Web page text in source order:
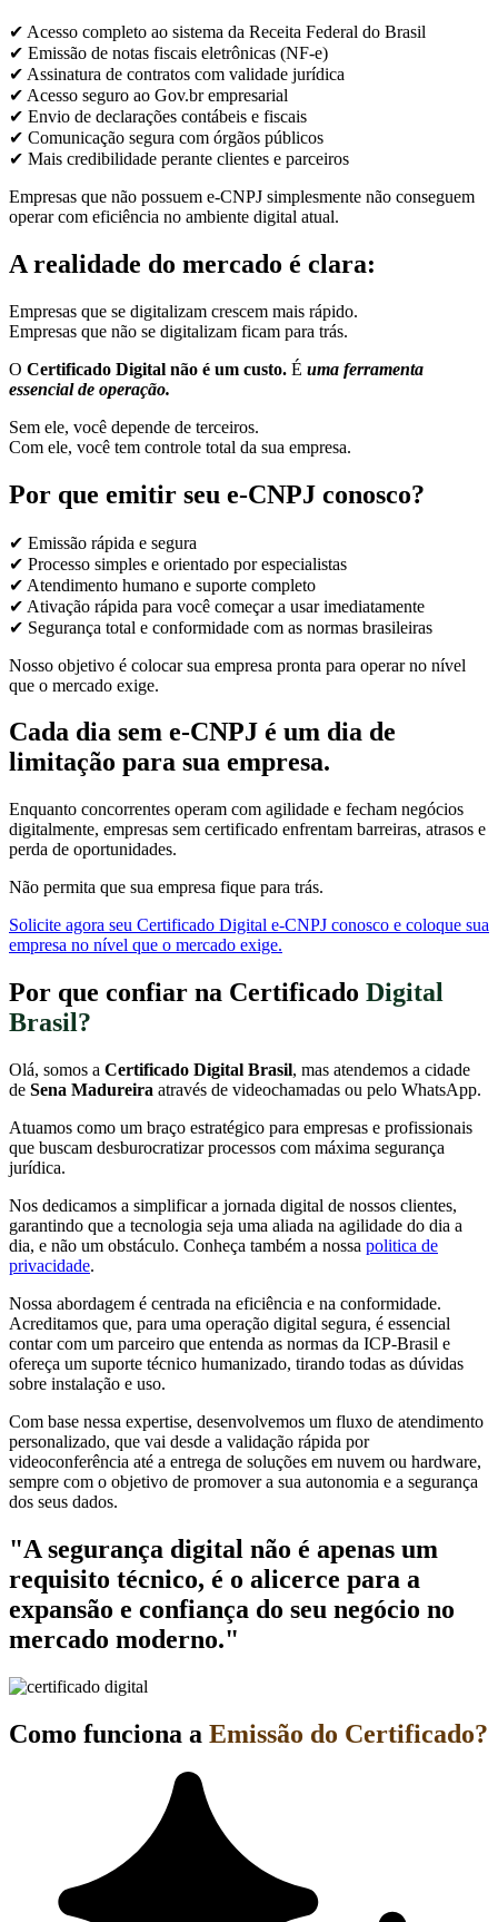
✔ Acesso completo ao sistema da Receita Federal do Brasil
✔ Emissão de notas fiscais eletrônicas (NF-e)
✔ Assinatura de contratos com validade jurídica
✔ Acesso seguro ao Gov.br empresarial
✔ Envio de declarações contábeis e fiscais
✔ Comunicação segura com órgãos públicos
✔ Mais credibilidade perante clientes e parceiros
Empresas que não possuem e-CNPJ simplesmente não conseguem
operar com eficiência no ambiente digital atual.
A realidade do mercado é clara:
Empresas que se digitalizam crescem mais rápido.
Empresas que não se digitalizam ficam para trás.
O Certificado Digital não é um custo. É uma ferramenta
essencial de operação.
Sem ele, você depende de terceiros.
Com ele, você tem controle total da sua empresa.
Por que emitir seu e-CNPJ conosco?
✔ Emissão rápida e segura
✔ Processo simples e orientado por especialistas
✔ Atendimento humano e suporte completo
✔ Ativação rápida para você começar a usar imediatamente
✔ Segurança total e conformidade com as normas brasileiras
Nosso objetivo é colocar sua empresa pronta para operar no nível
que o mercado exige.
Cada dia sem e-CNPJ é um dia de
limitação para sua empresa.
Enquanto concorrentes operam com agilidade e fecham negócios
digitalmente, empresas sem certificado enfrentam barreiras, atrasos e
perda de oportunidades.
Não permita que sua empresa fique para trás.
Solicite agora seu Certificado Digital e-CNPJ conosco e coloque sua
empresa no nível que o mercado exige.
Por que confiar na Certificado Digital
Brasil?
Olá, somos a Certificado Digital Brasil, mas atendemos a cidade
de Sena Madureira através de videochamadas ou pelo WhatsApp.
Atuamos como um braço estratégico para empresas e profissionais
que buscam desburocratizar processos com máxima segurança
jurídica.
Nos dedicamos a simplificar a jornada digital de nossos clientes,
garantindo que a tecnologia seja uma aliada na agilidade do dia a
dia, e não um obstáculo. Conheça também a nossa politica de
privacidade.
Nossa abordagem é centrada na eficiência e na conformidade.
Acreditamos que, para uma operação digital segura, é essencial
contar com um parceiro que entenda as normas da ICP-Brasil e
ofereça um suporte técnico humanizado, tirando todas as dúvidas
sobre instalação e uso.
Com base nessa expertise, desenvolvemos um fluxo de atendimento
personalizado, que vai desde a validação rápida por
videoconferência até a entrega de soluções em nuvem ou hardware,
sempre com o objetivo de promover a sua autonomia e a segurança
dos seus dados.
"A segurança digital não é apenas um
requisito técnico, é o alicerce para a
expansão e confiança do seu negócio no
mercado moderno."
Como funciona a Emissão do Certificado?